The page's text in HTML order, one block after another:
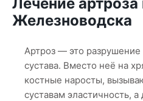
Железноводска
Артроз — это
сустава. Вместо неё на
костные наросты,
суставам эластичность,